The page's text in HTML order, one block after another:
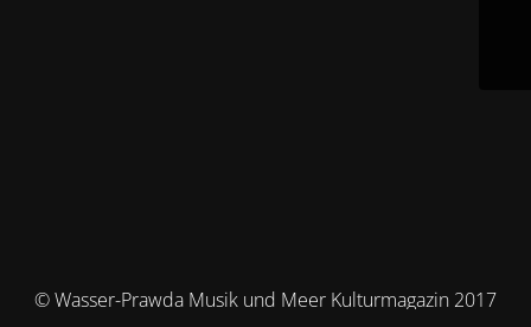
© Wasser-Prawda Musik und Meer Kulturmagazin 2017